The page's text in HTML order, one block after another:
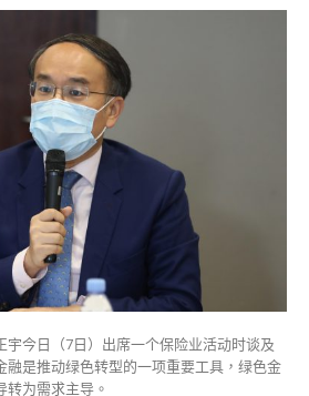
发
展
金
以
导
市
宇今日（7日）出席一个保险业活动时谈及
融是推动绿色转型的一项重要工具，绿色金
为需求主导。